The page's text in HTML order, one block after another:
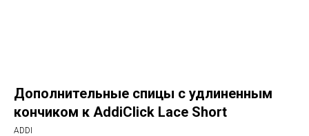
Дополнительные спицы с удлиненным
кончиком к AddiClick Lace Short
ADDI